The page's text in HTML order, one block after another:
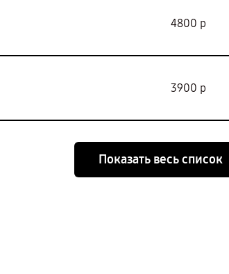
4800 р
3900 р
Показать весь список